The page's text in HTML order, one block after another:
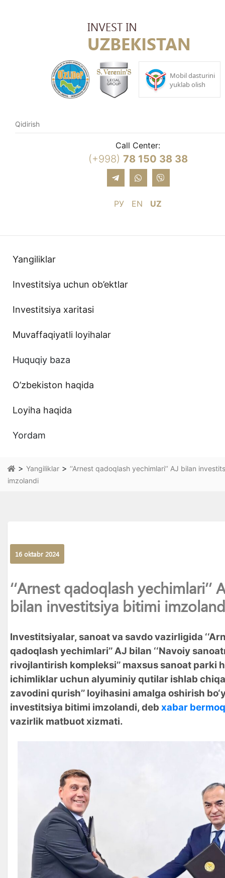
Call Center:
(+998) 78 150 38 38
РУ EN UZ
Yangiliklar
Investitsiya uchun ob’ektlar
Investitsiya xaritasi
Muvaffaqiyatli loyihalar
Huquqiy baza
O’zbekiston haqida
Loyiha haqida
Yordam
> Yangiliklar > ‘‘Arnest qadoqlash yechimlari’’ AJ bilan
imzolandi
16 oktabr 2024
‘‘Arnest qadoqlash yechimlari’’
bilan investitsiya bitimi
Investitsiyalar, sanoat va savdo vazirligida
qadoqlash yechimlari’’ AJ bilan ‘‘Navoiy
rivojlantirish kompleksi’’ maxsus sanoat parki
ichimliklar uchun alyuminiy qutilar ishlab
zavodini qurish’’ loyihasini amalga oshirish
investitsiya bitimi imzolandi, deb xabar
vazirlik matbuot xizmati.